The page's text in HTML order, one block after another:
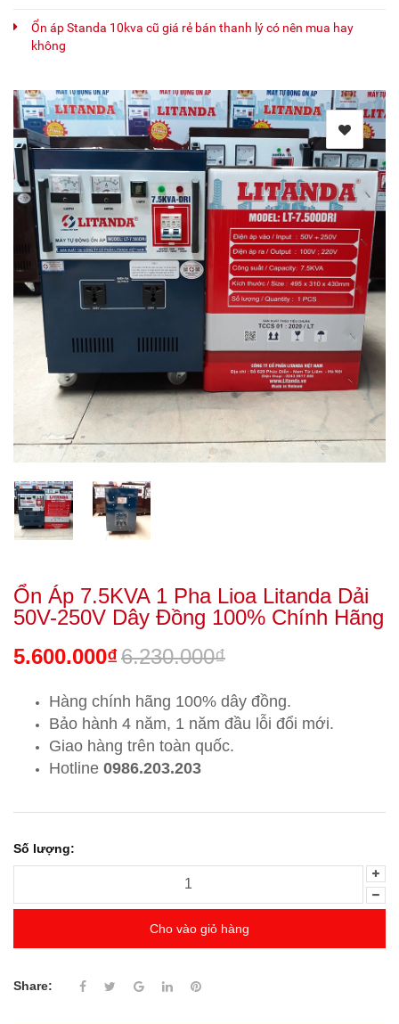
Ổn áp Standa 10kva cũ giá rẻ bán thanh lý có nên mua hay
không
Ổn Áp 7.5KVA 1 Pha Lioa Litanda Dải
50V-250V Dây Đồng 100% Chính Hãng
5.600.000₫6.230.000₫
Hàng chính hãng 100% dây đồng.
Bảo hành 4 năm, 1 năm đầu lỗi đổi mới.
Giao hàng trên toàn quốc.
Hotline 0986.203.203
Số lượng:
Cho vào giỏ hàng
Share: